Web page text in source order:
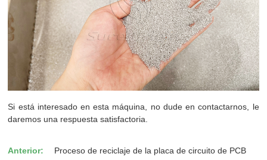
Si está interesado en esta máquina, no dude en contactarnos, le
daremos una respuesta satisfactoria.
Anterior:
Proceso de reciclaje de la placa de circuito de PCB